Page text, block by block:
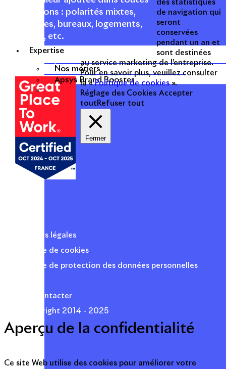
Expertise
Nos métiers
Apsys Brand Booster
les fonctions : polarités mixtes,
commerces, bureaux, logements,
hôtellerie, etc.
certifiée
Mentions légales
Politique de cookies
Politique de protection des données personnelles
Nous contacter
© Copyright 2014 - 2025
des statistiques
de navigation qui
seront
conservées
pendant un an et
sont destinées
au service marketing de l’entreprise.
Pour en savoir plus, veuillez consulter
la «Politique de cookies».
Réglage des Cookies Accepter
tout Refuser tout
Fermer
Aperçu de la confidentialité
Ce site Web utilise des cookies pour améliorer votre